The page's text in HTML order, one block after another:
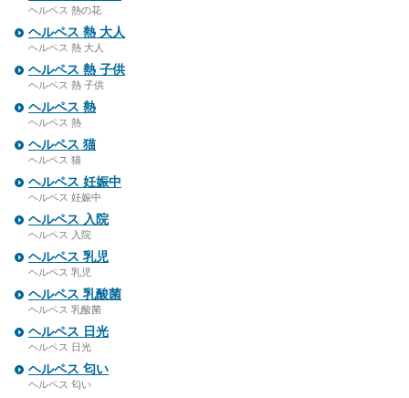
ヘルペス 熱の花
ヘルペス 熱 大人
ヘルペス 熱 大人
ヘルペス 熱 子供
ヘルペス 熱 子供
ヘルペス 熱
ヘルペス 熱
ヘルペス 猫
ヘルペス 猫
ヘルペス 妊娠中
ヘルペス 妊娠中
ヘルペス 入院
ヘルペス 入院
ヘルペス 乳児
ヘルペス 乳児
ヘルペス 乳酸菌
ヘルペス 乳酸菌
ヘルペス 日光
ヘルペス 日光
ヘルペス 匂い
ヘルペス 匂い